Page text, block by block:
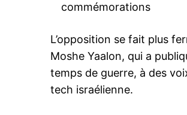
commémorations
L’opposition se fait plus
Moshe Yaalon, qui a
temps de guerre, à des
tech israélienne.